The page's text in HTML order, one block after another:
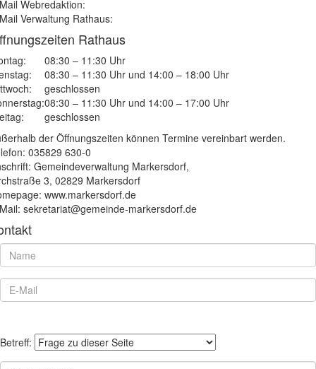
Webredaktion:
Verwaltung Rathaus:
Rathaus
08:30 – 11:30 Uhr
08:30 – 11:30 Uhr und 14:00 – 18:00 Uhr
geschlossen
08:30 – 11:30 Uhr und 14:00 – 17:00 Uhr
geschlossen
der Öffnungszeiten können Termine vereinbart werden.
035829 630-0
Gemeindeverwaltung Markersdorf,
3, 02829 Markersdorf
www.markersdorf.de
sekretariat@gemeinde-markersdorf.de
Betreff: